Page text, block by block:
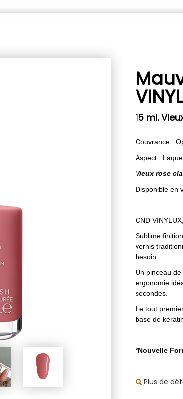
15 ml.
Couvrance :
Aspect : Laque
Vieux rose
Disponible en
CND
Sublime
vernis
besoin.
Un pinceau
ergonomie
secondes.
Le tout
base de
*Nouvelle
Plus de